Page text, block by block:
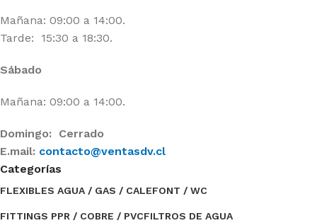
Mañana: 09:00 a 14:00.
Tarde: 15:30 a 18:30.
Sábado
Mañana: 09:00 a 14:00.
Domingo: Cerrado
E.mail: contacto@ventasdv.cl
Categorías
FLEXIBLES AGUA / GAS / CALEFONT / WC
FITTINGS PPR / COBRE / PVCFILTROS DE AGUA